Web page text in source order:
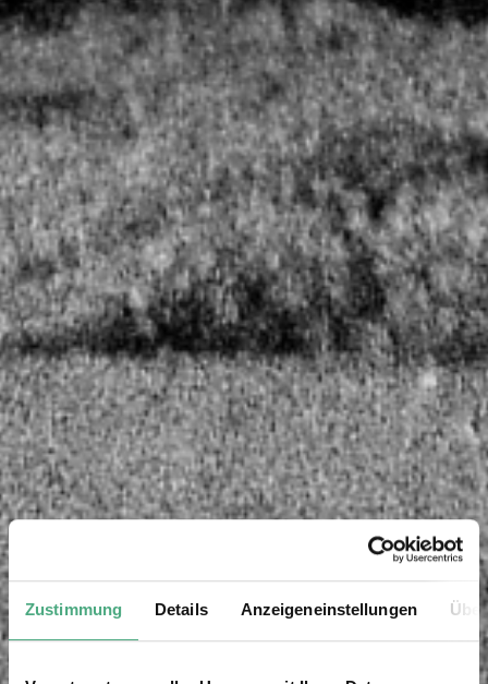
Zustimmung Details Anzeigeneinstellungen